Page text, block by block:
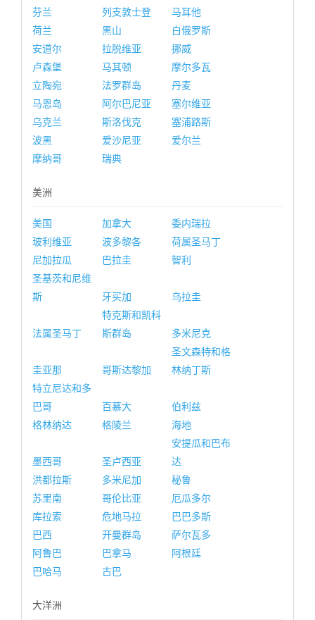
芬兰
列支敦士登
马耳他
荷兰
黑山
白俄罗斯
安道尔
拉脱维亚
挪威
卢森堡
马其顿
摩尔多瓦
立陶宛
法罗群岛
丹麦
马恩岛
阿尔巴尼亚
塞尔维亚
乌克兰
斯洛伐克
塞浦路斯
波黑
爱沙尼亚
爱尔兰
摩纳哥
瑞典
美洲
美国 加拿大
委内瑞拉
玻利维亚
波多黎各
荷属圣马丁
尼加拉瓜
巴拉圭
智利
圣基茨和尼维
斯
牙买加 乌拉圭
法属圣马丁
特克斯和凯科
斯群岛
多米尼克
圭亚那 哥斯达黎加
圣文森特和格
林纳丁斯
特立尼达和多
巴哥
百慕大
伯利兹
格林纳达
格陵兰 海地
墨西哥 圣卢西亚
安提瓜和巴布
达
洪都拉斯
多米尼加
秘鲁
苏里南
哥伦比亚
厄瓜多尔
库拉索
危地马拉
巴巴多斯
巴西
开曼群岛
萨尔瓦多
阿鲁巴
巴拿马
阿根廷
巴哈马
古巴
大洋洲